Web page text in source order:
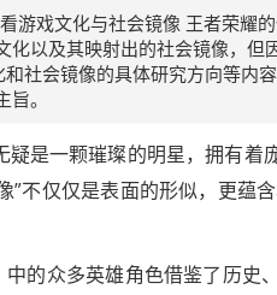
游戏文化与社会镜像 王者荣耀
化以及其映射出的社会镜像，
社会镜像的具体研究方向等内
。
是一颗璀璨的明星，拥有
”不仅仅是表面的形似，更蕴
中的众多英雄角色借鉴了历